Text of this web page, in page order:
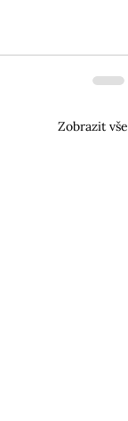
Zobrazit vše